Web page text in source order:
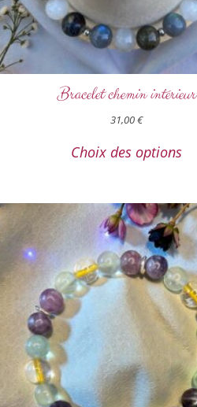
Bracelet chemin intérieur
31,00€
Choix des options